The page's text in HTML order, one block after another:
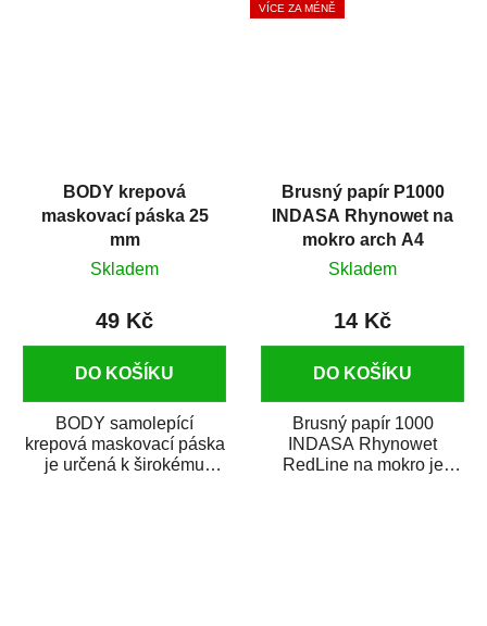
BODY krepová
maskovací páska 25
mm
Skladem
49 Kč
DO KOŠÍKU
BODY samolepící
krepová maskovací páska
je určená k širokému
VÍCE ZA MÉNĚ
Brusný papír P1000
INDASA Rhynowet na
mokro arch A4
Skladem
14 Kč
DO KOŠÍKU
Brusný papír 1000
INDASA Rhynowet
RedLine na mokro je